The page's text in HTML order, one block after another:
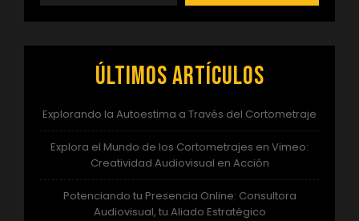
Últimos artículos
Explorando la Autoestima a Través del Cortometraje
Explora el Mundo de los Cortometrajes en Vimeo:
Creatividad Audiovisual en Acción
Potenciando tu Presencia Online: Consultora
Audiovisual, tu Aliado Estratégico